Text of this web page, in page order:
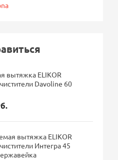
вытяжка ELIKOR
Davoline 60
вытяжка ELIKOR
Интегра 45